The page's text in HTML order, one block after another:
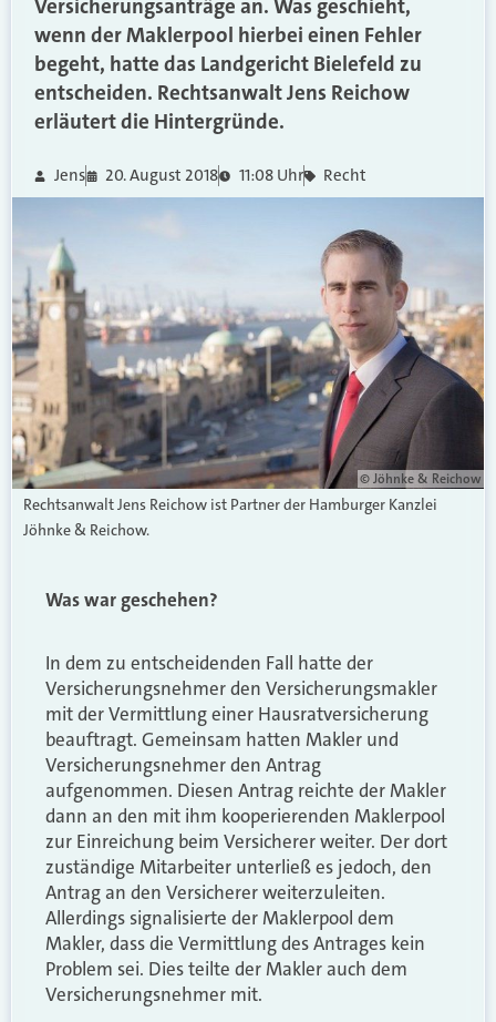
Versicherungsanträge an. Was geschieht,
wenn der Maklerpool hierbei einen Fehler
begeht, hatte das Landgericht Bielefeld zu
entscheiden. Rechtsanwalt Jens Reichow
erläutert die Hintergründe.
Jens 20. August 2018 11:08 Uhr Recht
© Jöhnke & Reichow
Rechtsanwalt Jens Reichow ist Partner der Hamburger Kanzlei
Jöhnke & Reichow.
Was war geschehen?
In dem zu entscheidenden Fall hatte der
Versicherungsnehmer den Versicherungsmakler
mit der Vermittlung einer Hausratversicherung
beauftragt. Gemeinsam hatten Makler und
Versicherungsnehmer den Antrag
aufgenommen. Diesen Antrag reichte derMakler
dann an den mit ihm kooperierenden Maklerpool
zur Einreichung beim Versicherer weiter. Der dort
zuständige Mitarbeiter unterließ es jedoch, den
Antrag an den Versicherer weiterzuleiten.
Allerdings signalisierte der Maklerpool dem
Makler, dassdie Vermittlung des Antrages kein
Problem sei. Dies teilte derMakler auch dem
Versicherungsnehmer mit.